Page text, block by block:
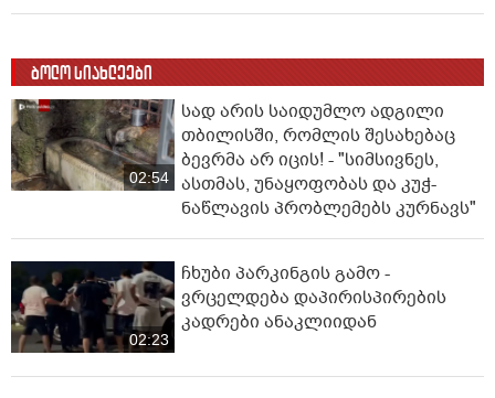
ბოლო სიახლეები
02:54
სად არის საიდუმლო ადგილი
თბილისში, რომლის შესახებაც
ბევრმა არ იცის! - "სიმსივნეს,
ასთმას, უნაყოფობას და კუჭ-
ნაწლავის პრობლემებს კურნავს"
02:23
ჩხუბი პარკინგის გამო -
ვრცელდება დაპირისპირების
კადრები ანაკლიიდან